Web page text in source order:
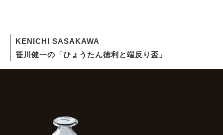
KENICHI SASAKAWA
笹川健一の「ひょうたん徳利と端反り盃」